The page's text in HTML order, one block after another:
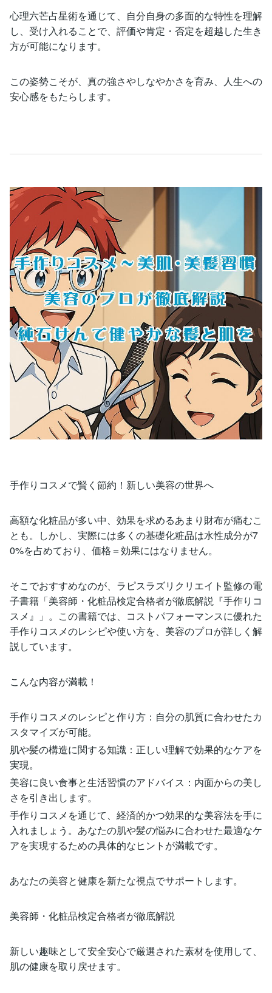
心理六芒占星術を通じて、自分自身の多面的な特性を理解
し、受け入れることで、評価や肯定・否定を超越した生き
方が可能になります。
この姿勢こそが、真の強さやしなやかさを育み、人生への
安心感をもたらします。
手作りコスメで賢く節約！新しい美容の世界へ
高額な化粧品が多い中、効果を求めるあまり財布が痛むこ
とも。しかし、実際には多くの基礎化粧品は水性成分が7
0%を占めており、価格＝効果にはなりません。
そこでおすすめなのが、ラピスラズリクリエイト監修の電
子書籍「美容師・化粧品検定合格者が徹底解説『手作りコ
スメ』」。この書籍では、コストパフォーマンスに優れた
手作りコスメのレシピや使い方を、美容のプロが詳しく解
説しています。
こんな内容が満載！
手作りコスメのレシピと作り方：自分の肌質に合わせたカ
スタマイズが可能。
肌や髪の構造に関する知識：正しい理解で効果的なケアを
実現。
美容に良い食事と生活習慣のアドバイス：内面からの美し
さを引き出します。
手作りコスメを通じて、経済的かつ効果的な美容法を手に
入れましょう。あなたの肌や髪の悩みに合わせた最適なケ
アを実現するための具体的なヒントが満載です。
あなたの美容と健康を新たな視点でサポートします。
美容師・化粧品検定合格者が徹底解説
新しい趣味として安全安心で厳選された素材を使用して、
肌の健康を取り戻せます。